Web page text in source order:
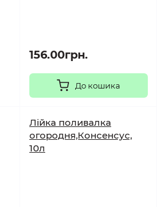
156.00грн.
До кошика
Лійка поливалка
огородня,Консенсус,
10л